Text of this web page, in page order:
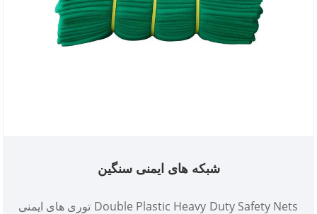
شبکه های ایمنی سنگین
توری های ایمنی Double Plastic Heavy Duty Safety Nets